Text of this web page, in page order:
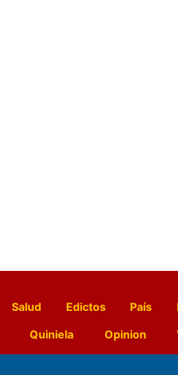
Salud Edictos País
Quiniela Opinion